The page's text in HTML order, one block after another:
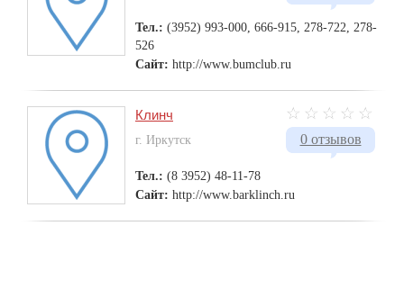
Тел.: (3952) 993-000, 666-915, 278-722, 278-
526
Сайт: http://www.bumclub.ru
0 отзывов
Клинч
г. Иркутск
Тел.: (8 3952) 48-11-78
Сайт: http://www.barklinch.ru